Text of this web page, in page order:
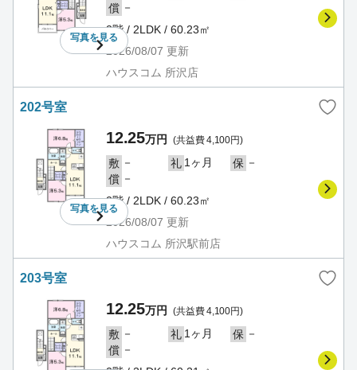
写真を見る
償 －
2階 / 2LDK / 60.23㎡
2026/08/07 更新
ハウスコム 所沢店
202号室
写真を見る
12.25万円 (共益費 4,100円)
敷 － 礼 1ヶ月 保 －
償 －
2階 / 2LDK / 60.23㎡
2026/08/07 更新
ハウスコム 所沢駅前店
203号室
12.25万円 (共益費 4,100円)
敷 － 礼 1ヶ月 保 －
償 －